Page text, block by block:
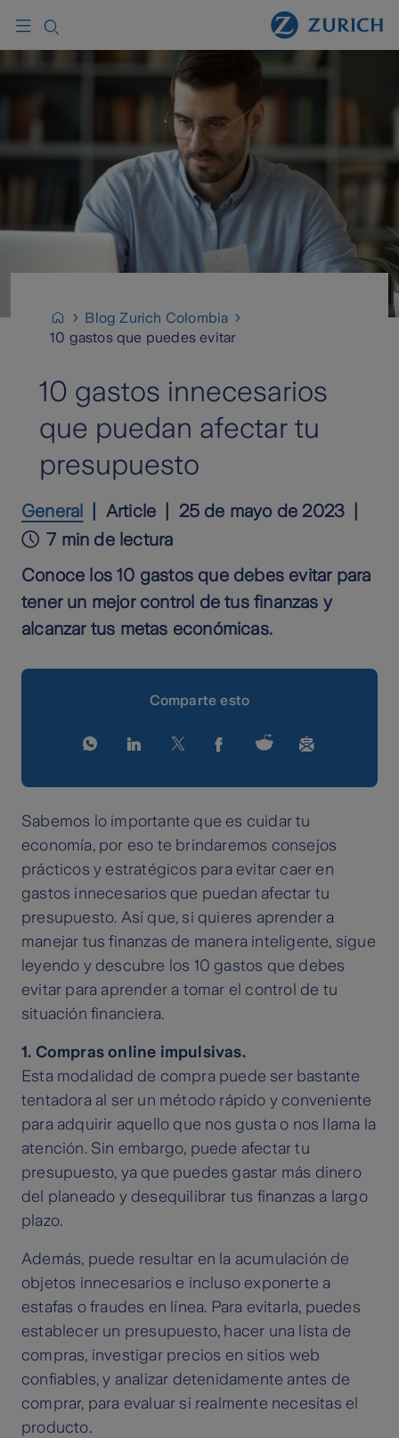
Blog Zurich Colombia
10 gastos que puedes evitar
10 gastos innecesarios
que puedan afectar tu
presupuesto
General Article
25 de mayo de 2023
7 min de lectura
Conoce los 10 gastos que debes evitar para
tener un mejor control de tus finanzas y
alcanzar tus metas económicas.
Comparte esto
Sabemos lo importante que es cuidar tu
economía, por eso te brindaremos consejos
prácticos y estratégicos para evitar caer en
gastos innecesarios que puedan afectar tu
presupuesto. Así que, si quieres aprender a
manejar tus finanzas de manera inteligente, sigue
leyendo y descubre los 10 gastos que debes
evitar para aprender a tomar el control de tu
situación financiera.
1. Compras online impulsivas.
Esta modalidad de compra puede ser bastante
tentadora al ser un método rápido y conveniente
para adquirir aquello que nos gusta o nos llama la
atención. Sin embargo, puede afectar tu
presupuesto, ya que puedes gastar más dinero
del planeado y desequilibrar tus finanzas a largo
plazo.
Además, puede resultar en la acumulación de
objetos innecesarios e incluso exponerte a
estafas o fraudes en línea. Para evitarla, puedes
establecer un presupuesto, hacer una lista de
compras, investigar precios en sitios web
confiables, y analizar detenidamente antes de
comprar, para evaluar si realmente necesitas el
producto.